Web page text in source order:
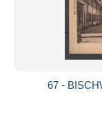
67 -